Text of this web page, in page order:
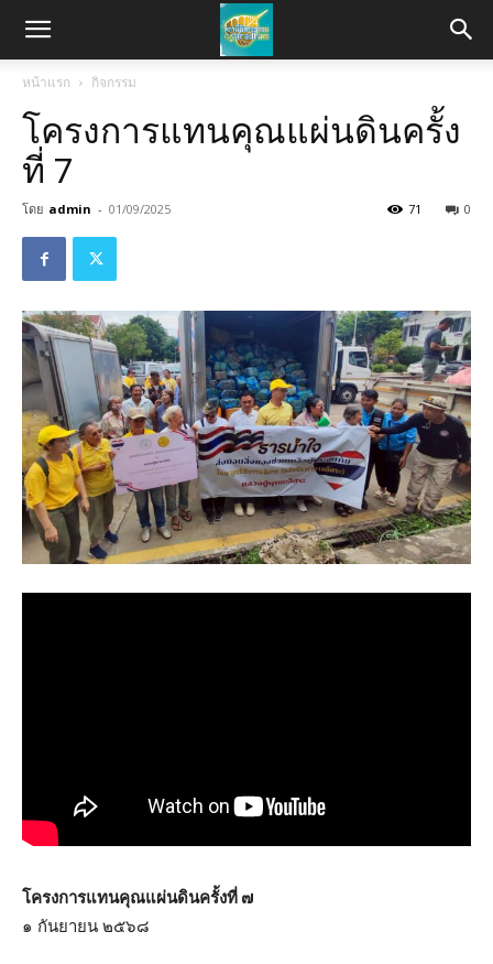
หน้าแรก กิจกรรม
โครงการแทนคุณแผ่นดินครั้ง
ที่ 7
โดย admin - 01/09/2025 0
71
โครงการแทนคุณแผ่นดินครั้งที่ ๗
๑ กันยายน ๒๕๖๘